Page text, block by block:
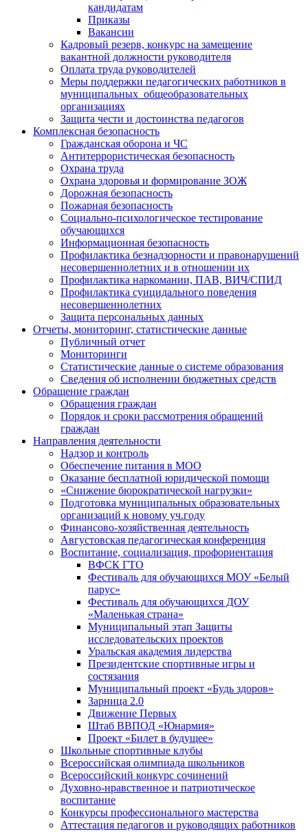
кандидатам
Приказы
Вакансии
Кадровый резерв, конкурс на замещение
вакантной должности руководителя
Оплата труда руководителей
Меры поддержки педагогических работников в
муниципальных общеобразовательных
организациях
Защита чести и достоинства педагогов
Комплексная безопасность
Гражданская оборона и ЧС
Антитеррористическая безопасность
Охрана труда
Охрана здоровья и формирование ЗОЖ
Дорожная безопасность
Пожарная безопасность
Социально-психологическое тестирование
обучающихся
Информационная безопасность
Профилактика безнадзорности и правонарушений
несовершеннолетних и в отношении их
Профилактика наркомании, ПАВ, ВИЧ/СПИД
Профилактика суицидального поведения
несовершеннолетних
Защита персональных данных
Отчеты, мониторинг, статистические данные
Публичный отчет
Мониторинги
Статистические данные о системе образования
Сведения об исполнении бюджетных средств
Обращение граждан
Обращения граждан
Порядок и сроки рассмотрения обращений
граждан
Направления деятельности
Надзор и контроль
Обеспечение питания в МОО
Оказание бесплатной юридической помощи
«Снижение бюрократической нагрузки»
Подготовка муниципальных образовательных
организаций к новому уч.году
Финансово-хозяйственная деятельность
Августовская педагогическая конференция
Воспитание, социализация, профориентация
ВФСК ГТО
Фестиваль для обучающихся МОУ «Белый
парус»
Фестиваль для обучающихся ДОУ
«Маленькая страна»
Муниципальный этап Защиты
исследовательских проектов
Уральская академия лидерства
Президентские спортивные игры и
состязания
Муниципальный проект «Будь здоров»
Зарница 2.0
Движение Первых
Штаб ВВПОД «Юнармия»
Проект «Билет в будущее»
Школьные спортивные клубы
Всероссийская олимпиада школьников
Всероссийский конкурс сочинений
Духовно-нравственное и патриотическое
воспитание
Конкурсы профессионального мастерства
Аттестация педагогов и руководящих работников